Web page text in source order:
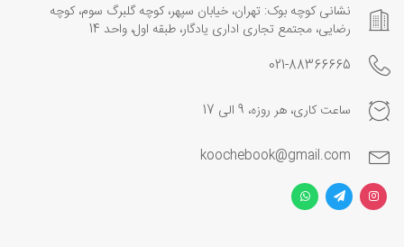
نشانی کوچه بوک: تهران، خیابان سپهر، کوچه گلبرگ سوم، کوچه
رضایی، مجتمع تجاری اداری یادگار، طبقه اول، واحد 14
021-88366665
ساعت کاری، هر روزه، 9 الی 17
koochebook@gmail.com